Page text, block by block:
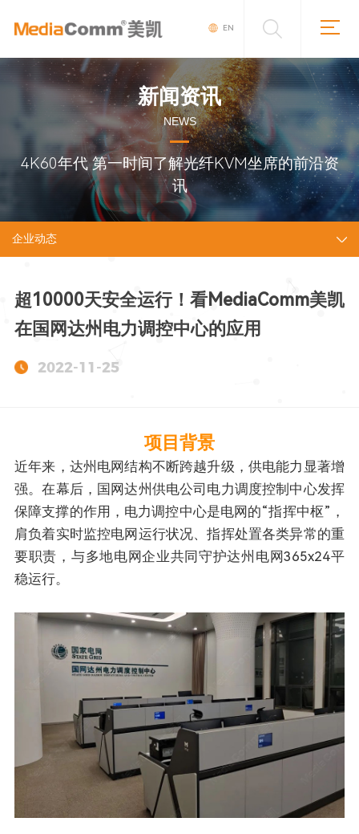
EN
新闻资讯
NEWS
4K60年代 第一时间了解光纤KVM坐席的前沿资
讯
企业动态
超10000天安全运行！看MediaComm美凯
在国网达州电力调控中心的应用
2022-11-25
项目背景
近年来，达州电网结构不断跨越升级，供电能力显著增
强。在幕后，国网达州供电公司电力调度控制中心发挥
保障支撑的作用，电力调控中心是电网的“指挥中枢”，
肩负着实时监控电网运行状况、指挥处置各类异常的重
要职责，与多地电网企业共同守护达州电网365x24平
稳运行。